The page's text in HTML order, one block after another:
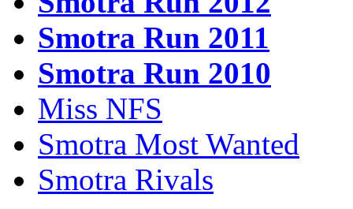
Smotra Run 2011
Smotra Run 2010
Miss NFS
Smotra Most Wanted
Smotra Rivals